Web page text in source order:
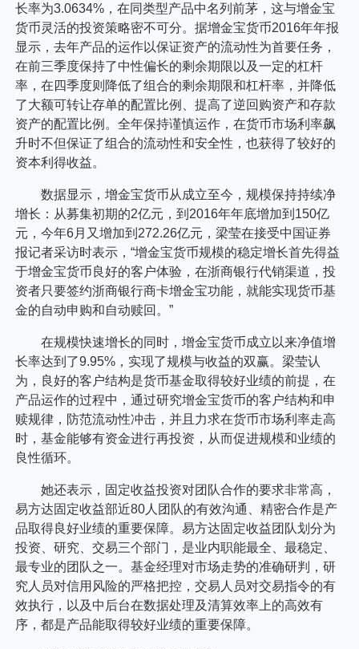
客服中心
English